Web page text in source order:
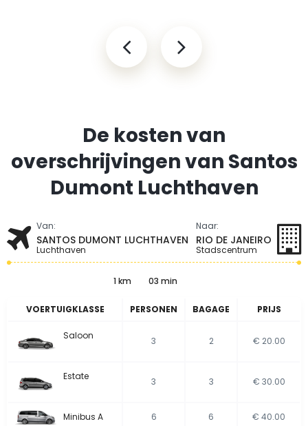
De kosten van
overschrijvingen van Santos
Dumont Luchthaven
Van:
SANTOS DUMONT LUCHTHAVEN
Luchthaven
Naar:
RIO DE JANEIRO
Stadscentrum
1 km 03 min
VOERTUIGKLASSE PERSONEN BAGAGE PRIJS
Saloon 3 2 € 20.00
Estate 3 3 € 30.00
Minibus A 6 6 € 40.00